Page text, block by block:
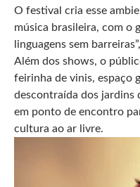
O festival cria esse
música brasileira, com o
linguagens sem
Além dos shows, o
feirinha de vinis, espaço
descontraída dos jardins
em ponto de encontro
cultura ao ar livre.